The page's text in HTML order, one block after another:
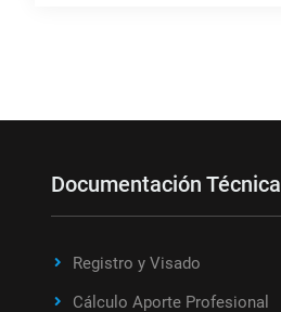
Documentación Técnica
Registro y Visado
Cálculo Aporte Profesional